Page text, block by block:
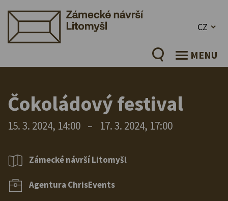
CZ
MENU
Čokoládový festival
15. 3. 2024, 14:00 – 17. 3. 2024, 17:00
Zámecké návrší Litomyšl
Agentura ChrisEvents